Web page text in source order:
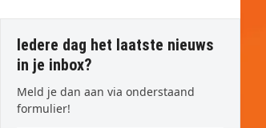
Iedere dag het laatste nieuws
in je inbox?
Meld je dan aan via onderstaand
formulier!